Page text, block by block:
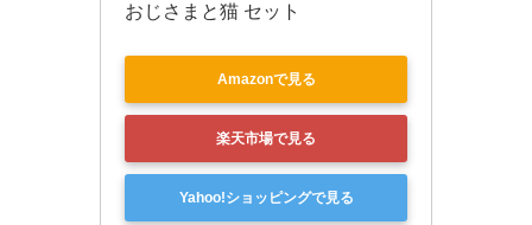
おじさまと猫 セット
Amazonで見る
楽天市場で見る
Yahoo!ショッピングで見る